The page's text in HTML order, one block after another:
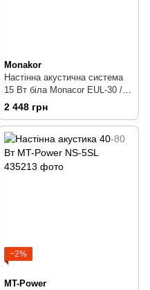
Monakor
Настінна акустична система
15 Вт біла Monacor EUL-30 /
WS
2 448 грн
−2%
MT-Power